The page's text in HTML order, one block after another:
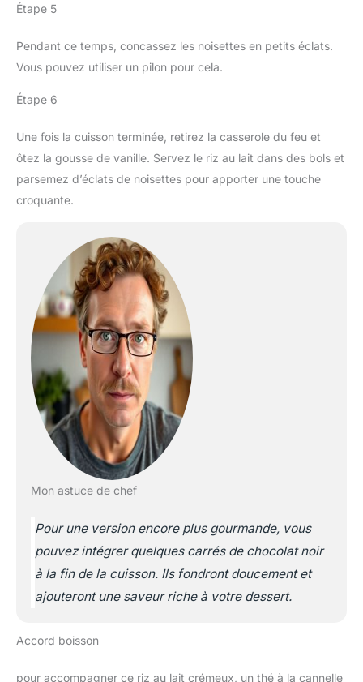
Étape 5
Pendant ce temps, concassez les noisettes en petits éclats.
Vous pouvez utiliser un pilon pour cela.
Étape 6
Une fois la cuisson terminée, retirez la casserole du feu et
ôtez la gousse de vanille. Servez le riz au lait dans des bols et
parsemez d’éclats de noisettes pour apporter une touche
croquante.
Mon astuce de chef
Pour une version encore plus gourmande, vous
pouvez intégrer quelques carrés de chocolat noir
à la fin de la cuisson. Ils fondront doucement et
ajouteront une saveur riche à votre dessert.
Accord boisson
pour accompagner ce riz au lait crémeux, un thé à la cannelle